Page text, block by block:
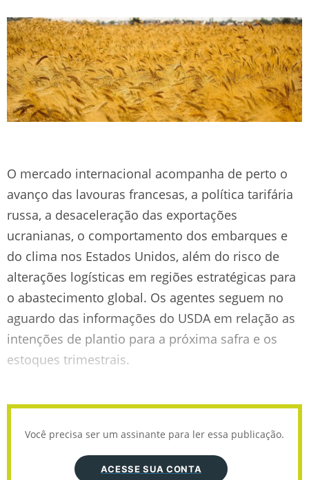
O mercado internacional acompanha de perto o
avanço das lavouras francesas, a política tarifária
russa, a desaceleração das exportações
ucranianas, o comportamento dos embarques e
do clima nos Estados Unidos, além do risco de
alterações logísticas em regiões estratégicas para
o abastecimento global. Os agentes seguem no
aguardo das informações do USDA em relação as
intenções de plantio para a próxima safra e os
estoques trimestrais.
Você precisa ser um assinante para ler essa publicação.
ACESSE SUA CONTA